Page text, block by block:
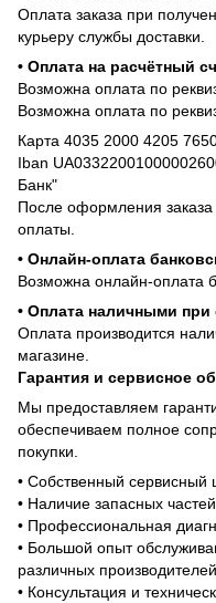
Оплата заказа при
курьеру службы доставки.
• Оплата на расчётный
Возможна оплата по
Возможна оплата по
Карта 4035 2000 4205
Iban
Банк"
После оформления заказа
оплаты.
• Онлайн-оплата
Возможна онлайн-оплата
• Оплата наличными
Оплата производится
магазине.
Гарантия и сервисное
Мы предоставляем
обеспечиваем полное
покупки.
• Собственный сервисный
• Наличие запасных
• Профессиональная
• Большой опыт
различных производителей
• Консультация и